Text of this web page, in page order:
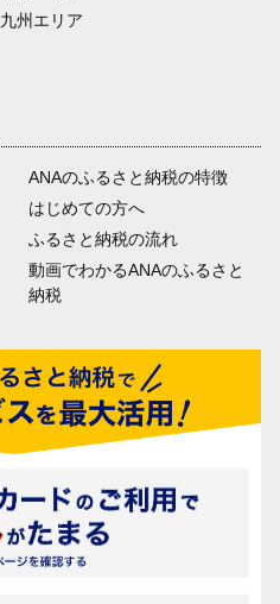
九州エリア
ANAのふるさと納税の特徴
はじめての方へ
ふるさと納税の流れ
動画でわかるANAのふるさと
納税